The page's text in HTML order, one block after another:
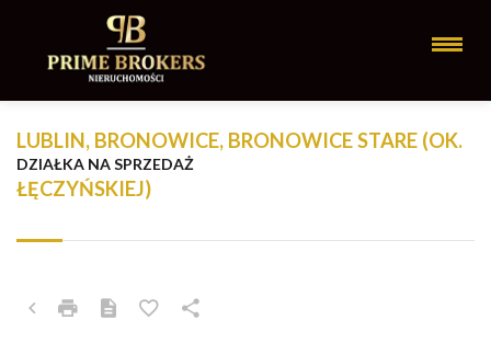
LUBLIN, BRONOWICE, BRONOWICE STARE (OK.
ŁĘCZYŃSKIEJ)
DZIAŁKA NA SPRZEDAŻ